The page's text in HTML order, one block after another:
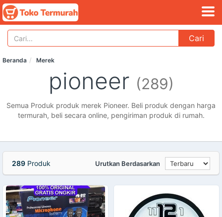
Cari
Beranda Merek
pioneer (289)
Semua Produk produk merek Pioneer. Beli produk dengan harga
termurah, beli secara online, pengiriman produk di rumah.
289 Produk Urutkan Berdasarkan